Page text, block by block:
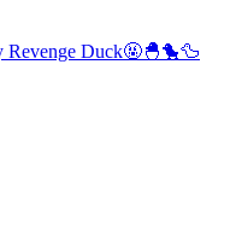
Duck🤬🐣🐤🦆